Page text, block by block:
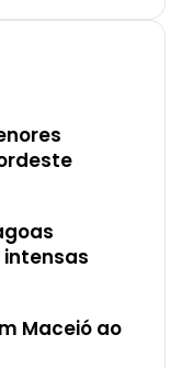
Maceió ao